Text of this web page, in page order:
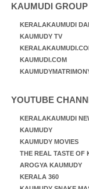
KAUMUDI GROUP
KERALAKAUMUDI
KAUMUDY TV
KAUMUDI.COM
YOUTUBE
KERALAKAUMUDI
KAUMUDY
KAUMUDY MOVIES
THE REAL TASTE OF
AROGYA KAUMUDY
KERALA 360